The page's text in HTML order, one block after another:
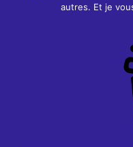
autres. Et je